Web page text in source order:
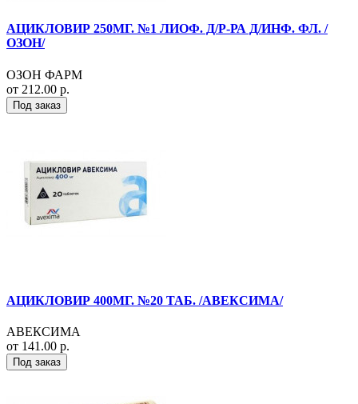
АЦИКЛОВИР 250МГ. №1 ЛИОФ. Д/Р-РА Д/ИНФ. ФЛ. /
ОЗОН/
ОЗОН ФАРМ
от 212.00 р.
Под заказ
АЦИКЛОВИР 400МГ. №20 ТАБ. /АВЕКСИМА/
АВЕКСИМА
от 141.00 р.
Под заказ